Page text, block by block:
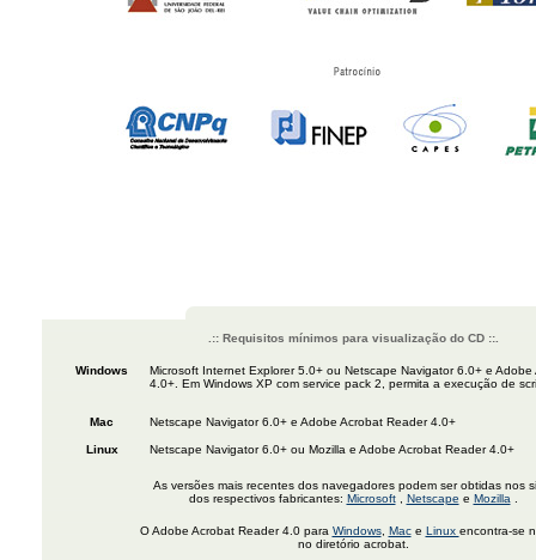
.:: Requisitos mínimos para visualização do CD ::.
Windows
Microsoft Internet Explorer 5.0+ ou Netscape Navigator 6.0+ e Adobe
4.0+. Em Windows XP com service pack 2, permita a execução de
Mac Netscape Navigator 6.0+ e Adobe Acrobat Reader 4.0+
Linux Netscape Navigator 6.0+ ou Mozilla e Adobe Acrobat Reader 4.0+
As versões mais recentes dos navegadores podem ser obtidas nos
dos respectivos fabricantes: Microsoft, Netscape e Mozilla
O Adobe Acrobat Reader 4.0 para Windows, Mace Linux encontra-se
no diretório acrobat.